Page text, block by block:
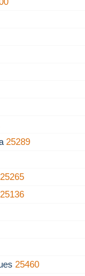
25289
25265
25136
25460